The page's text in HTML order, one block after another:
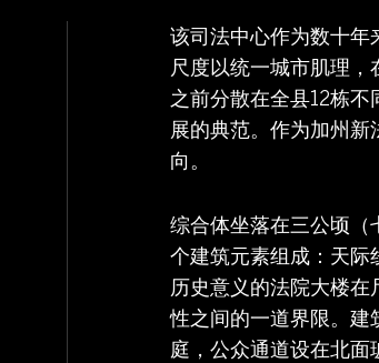
该司法中心作为数十年
尺度以统一城市肌理
之前分散在全县12栋
展的典范。作为加州
向。
综合体坐落在三公顷
个建筑元素组成：天际
历史意义的法院大楼
性之间的一道界限。
庭，公众通道设在北